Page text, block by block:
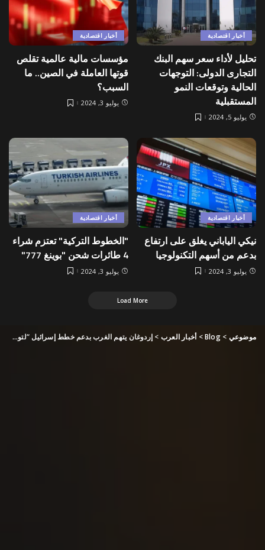
أخبار اقتصادية
تحليل لأداء سعر سهم البنك
التجارى الدولى: التوجهات
الحالية وتوقعات النمو
المستقبلية
يوليو 5, 2024
أخبار اقتصادية
مؤسسات مالية عالمية تقلص
قوتها العاملة في الصين.. ما
السبب؟
يوليو 3, 2024
أخبار اقتصادية
نيكي الياباني يغلق على ارتفاع
بدعم من أسهم التكنولوجيا
يوليو 3, 2024
أخبار اقتصادية
"الخطوط التركية" تعتزم شراء
4 طائرات شحن "بوينغ 777"
يوليو 3, 2024
Load More
موضوعي >
Blog
> أخبار العرب > إردوغان يتهم الغرب بدعم خطط إسرائيل “لتوسيع الحرب إلى لبنان”